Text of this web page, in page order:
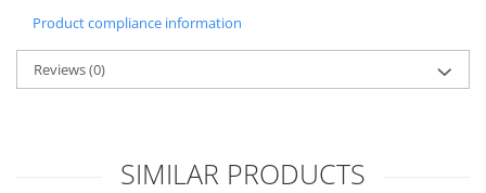
Product compliance information
Reviews(0)
SIMILAR PRODUCTS